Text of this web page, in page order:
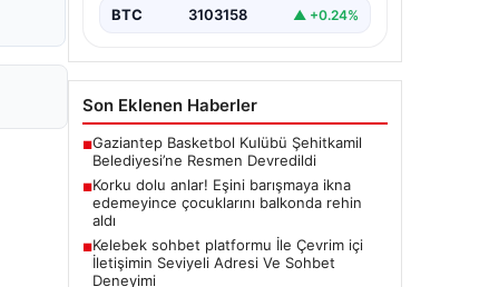
BTC 3103158 ▲ +0.24%
Son Eklenen Haberler
■Gaziantep Basketbol Kulübü Şehitkamil
Belediyesi’ne Resmen Devredildi
■Korku dolu anlar! Eşini barışmaya ikna
edemeyince çocuklarını balkonda rehin
aldı
■Kelebek sohbet platformu İle Çevrim içi
İletişimin Seviyeli Adresi Ve Sohbet
Deneyimi